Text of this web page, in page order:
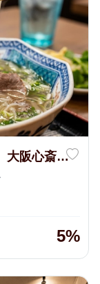
大阪心斎橋
5%